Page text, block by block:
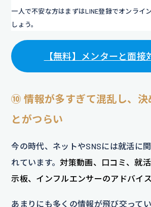
一人で不安な方はまずはLINE登録でオンライ
しょう。
【無料】メンターと面接
⑩ 情報が多すぎて混乱し、決
とがつらい
今の時代、ネットやSNSには就活に
れています。対策動画、口コミ、就
示板、インフルエンサーのアドバイス
あまりにも多くの情報が飛び交って